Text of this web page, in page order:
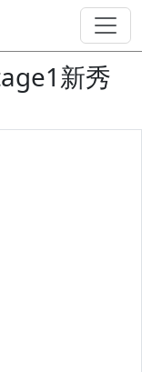
新秀